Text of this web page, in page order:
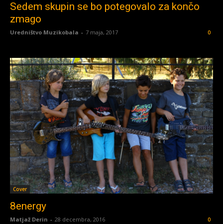
Sedem skupin se bo potegovalo za končo
zmago
Uredništvo Muzikobala - 7 maja, 2017 0
Cover
8energy
Matjaž Derin - 28 decembra, 2016 0